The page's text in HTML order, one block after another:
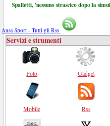
Spalletti, 'nessuno strascico dopo la
Ansa Sport - Tutti gli Rss
Servizi e strumenti
Foto
Mobile
Gadget
Rss